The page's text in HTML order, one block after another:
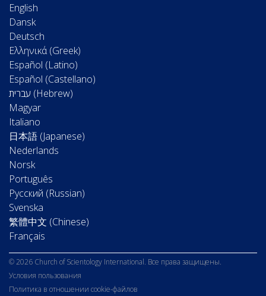
English
Dansk
Deutsch
Ελληνικά (Greek)
Español (Latino)
Español (Castellano)
Magyar
Italiano
日本語 (Japanese)
Nederlands
Norsk
Português
Русский (Russian)
Svenska
繁體中文 (Chinese)
Français
© 2026 Church of Scientology International. Все права защищены.
Условия пользования
Политика в отношении cookie-файлов